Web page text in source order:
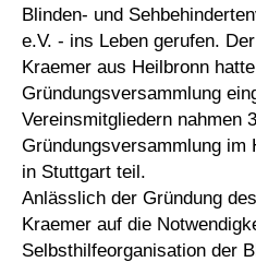
Blinden- und
e.V. - ins Leben gerufen.
Kraemer aus Heilbronn
Gründungsversammlung
Vereinsmitgliedern nahmen
Gründungsversammlung im
in Stuttgart teil.
Anlässlich der Gründung
Kraemer auf die
Selbsthilfeorganisation der